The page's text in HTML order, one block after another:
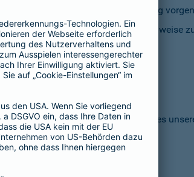
nicht per Tastaturbedienung
Schrift und Hintergrund stellenweise
Barrierefreiheit auf den Homepages